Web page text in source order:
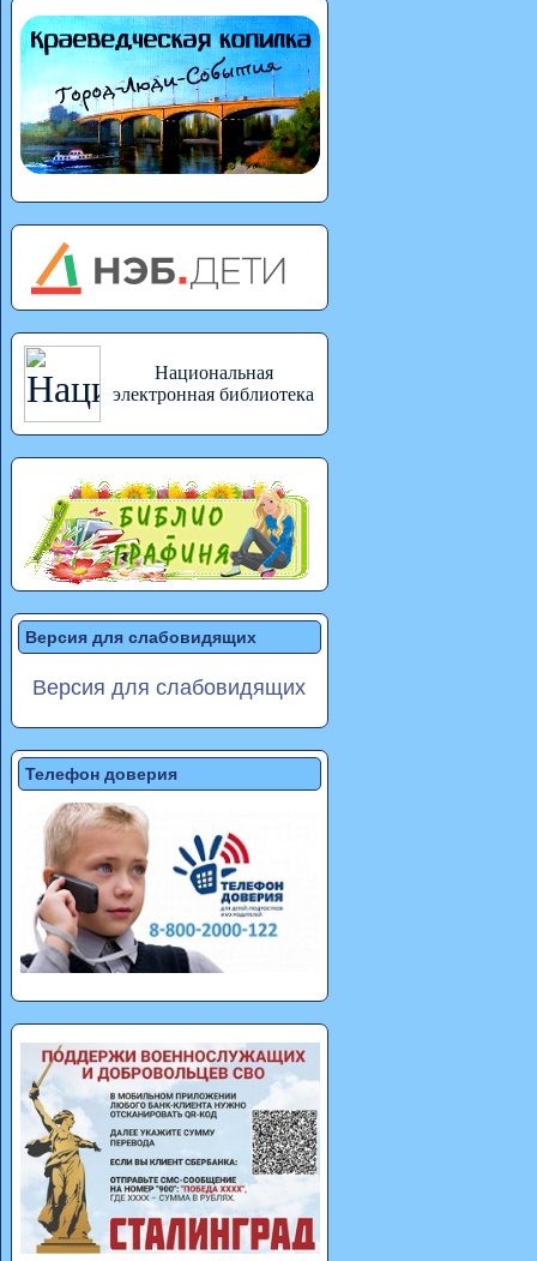
Национальная
электронная библиотека
Версия для слабовидящих
Версия для слабовидящих
Телефон доверия